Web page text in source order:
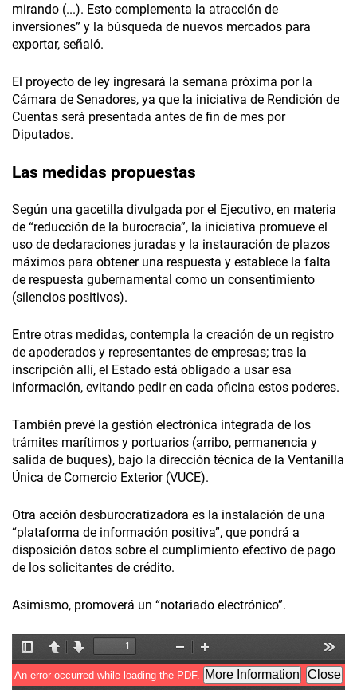
mirando (...). Esto complementa la atracción de
inversiones” y la búsqueda de nuevos mercados para
exportar, señaló.
El proyecto de ley ingresará la semana próxima por la
Cámara de Senadores, ya que la iniciativa de Rendición de
Cuentas será presentada antes de fin de mes por
Diputados.
Las medidas propuestas
Según una gacetilla divulgada por el Ejecutivo, en materia
de “reducción de la burocracia”, la iniciativa promueve el
uso de declaraciones juradas y la instauración de plazos
máximos para obtener una respuesta y establece la falta
de respuesta gubernamental como un consentimiento
(silencios positivos).
Entre otras medidas, contempla la creación de un registro
de apoderados y representantes de empresas; tras la
inscripción allí, el Estado está obligado a usar esa
información, evitando pedir en cada oficina estos poderes.
También prevé la gestión electrónica integrada de los
trámites marítimos y portuarios (arribo, permanencia y
salida de buques), bajo la dirección técnica de la Ventanilla
Única de Comercio Exterior (VUCE).
Otra acción desburocratizadora es la instalación de una
“plataforma de información positiva”, que pondrá a
disposición datos sobre el cumplimiento efectivo de pago
de los solicitantes de crédito.
Asimismo, promoverá un “notariado electrónico”.